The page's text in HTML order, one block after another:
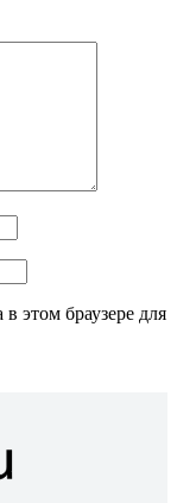
этом браузере для